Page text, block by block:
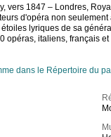
vers 1847 – Londres,
d'opéra non
lyriques de sa
opéras, italiens, français
dans le Répertoire du